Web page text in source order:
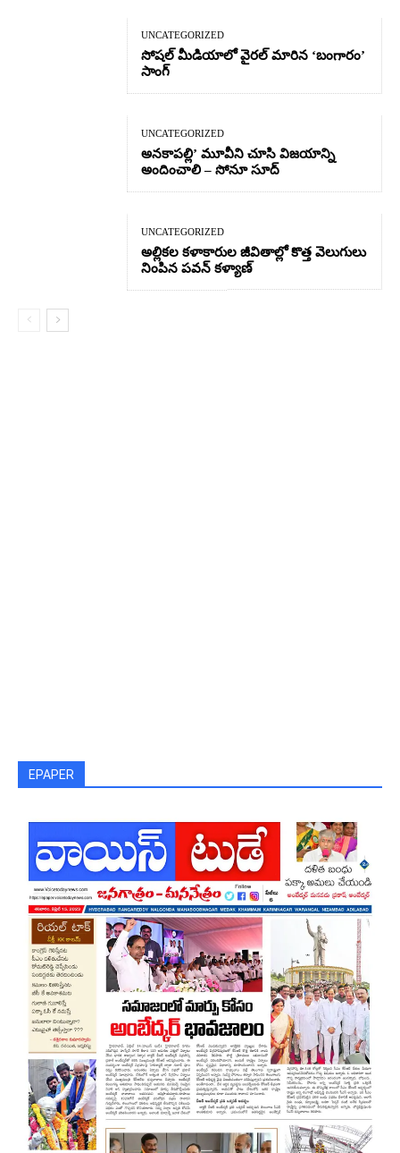
UNCATEGORIZED
సోషల్ మీడియాలో వైరల్ మారిన ‘బంగారం’
సాంగ్
UNCATEGORIZED
అనకాపల్లి’ మూవీని చూసి విజయాన్ని
అందించాలి – సోనూ సూద్
UNCATEGORIZED
అల్లికల కళాకారుల జీవితాల్లో కొత్త వెలుగులు
నింపిన పవన్ కళ్యాణ్
EPAPER